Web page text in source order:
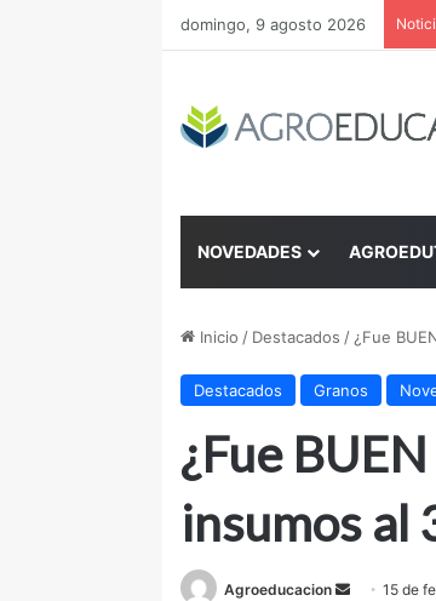
domingo, 9 agosto 2026
NOVEDADES
Inicio / Destacados / ¿Fue
Destacados Granos
¿Fue
insumos al
Agroeducacion
Send15 de